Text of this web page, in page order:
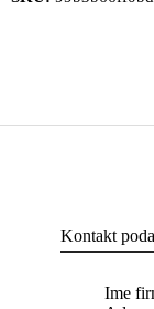
Kontakt
Ime